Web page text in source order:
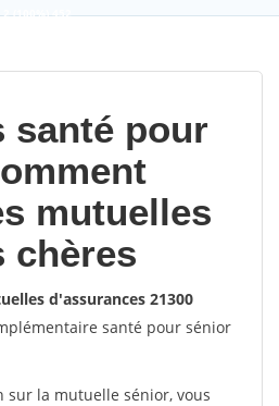
(100%)452
santé pour
mutuelles
chères
d'assurances 21300
santé pour sénior
la mutuelle sénior, vous